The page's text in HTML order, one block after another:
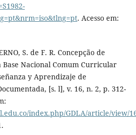
. Acesso em:
S. de F. R. Concepção de
Nacional Comum Curricular
y Aprendizaje de
[s. l], v. 16, n. 2, p. 312-
index.php/GDLA/article/view/